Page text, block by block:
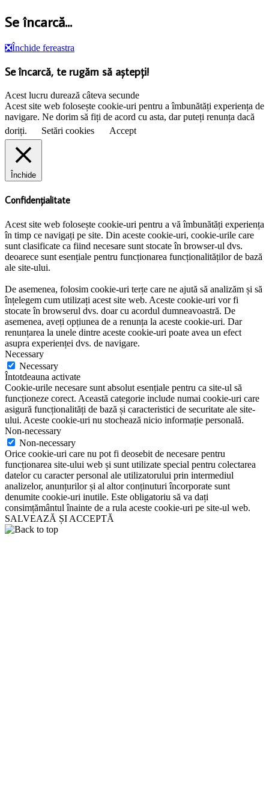
Se încarcă...
❎Închide fereastra
Se încarcă, te rugăm să aștepți!
Acest lucru durează câteva secunde
Acest site web folosește cookie-uri pentru a îmbunătăți experiența de
navigare. Ne dorim să fiți de acord cu asta, dar puteți renunța dacă
doriți.
Setări cookies Accept
Închide
Confidențialitate
Acest site web folosește cookie-uri pentru a vă îmbunătăți experiența
în timp ce navigați pe site. Din aceste cookie-uri, cookie-urile care
sunt clasificate ca fiind necesare sunt stocate în browser-ul dvs.
deoarece sunt esențiale pentru funcționarea funcționalităților de bază
ale site-ului.
De asemenea, folosim cookie-uri terțe care ne ajută să analizăm și să
înțelegem cum utilizați acest site web. Aceste cookie-uri vor fi
stocate în browserul dvs. doar cu acordul dumneavoastră. De
asemenea, aveți opțiunea de a renunța la aceste cookie-uri. Dar
renunțarea la unele dintre aceste cookie-uri poate avea un efect
asupra experienței dvs. de navigare.
Necessary
Necessary
Întotdeauna activate
Cookie-urile necesare sunt absolut esențiale pentru ca site-ul să
funcționeze corect. Această categorie include numai cookie-uri care
asigură funcționalități de bază și caracteristici de securitate ale site-
ului. Aceste cookie-uri nu stochează nicio informație personală.
Non-necessary
Non-necessary
Orice cookie-uri care nu pot fi deosebit de necesare pentru
funcționarea site-ului web și sunt utilizate special pentru colectarea
datelor cu caracter personal ale utilizatorului prin intermediul
analizelor, anunțurilor și al altor conținuturi încorporate sunt
denumite cookie-uri inutile. Este obligatoriu să va dați
consimțământul înainte de a rula aceste cookie-uri pe site-ul web.
SALVEAZĂ ȘI ACCEPTĂ